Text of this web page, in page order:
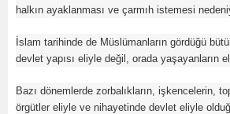
halkın ayaklanması ve çarmıh istemesi
İslam tarihinde de Müslümanların gördüğü
devlet yapısı eliyle değil, orada yaşayanların
Bazı dönemlerde zorbalıkların, işkencelerin,
örgütler eliyle ve nihayetinde devlet eliyle